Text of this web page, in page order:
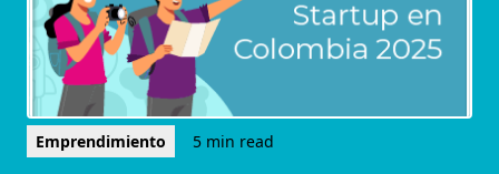
Emprendimiento 5 min read